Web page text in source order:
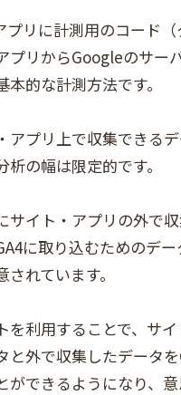
プリに計測用のコード
プリからGoogleのサー
的な計測方法です。
アプリ上で収集できる
の幅は限定的です。
サイト・アプリの外で
に取り込むためのデ
れています。
を利用することで、サ
と外で収集したデータ
ができるようになり、